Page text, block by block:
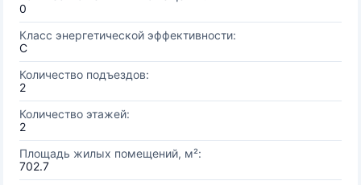
0
Класс энергетической эффективности:
C
Количество подъездов:
2
Количество этажей:
2
Площадь жилых помещений, м²:
702.7